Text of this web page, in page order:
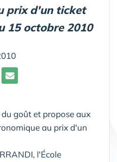
prix d'un ticket
15 octobre 2010
goût et propose aux
au prix d'un
l'École